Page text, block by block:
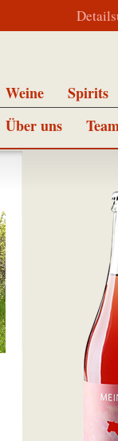
Weine
Spirits
Über uns